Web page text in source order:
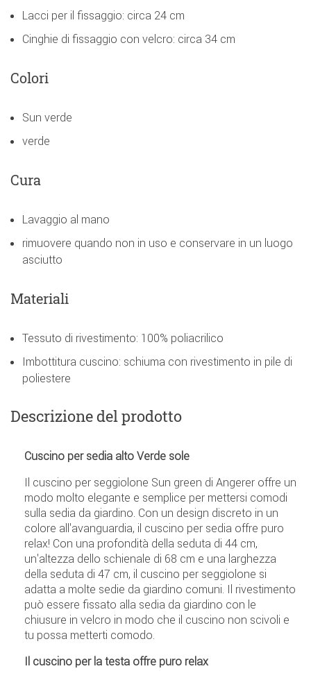
Lacci per il fissaggio: circa 24 cm
Cinghie di fissaggio con velcro: circa 34 cm
Colori
Sun verde
verde
Cura
Lavaggio al mano
rimuovere quando non in uso e conservare in un luogo
asciutto
Materiali
Tessuto di rivestimento: 100% poliacrilico
Imbottitura cuscino: schiuma con rivestimento in pile di
poliestere
Descrizione del prodotto
Cuscino per sedia alto Verde sole
Il cuscino per seggiolone Sun green di Angerer offre un
modo molto elegante e semplice per mettersi comodi
sulla sedia da giardino. Con un design discreto in un
colore all'avanguardia, il cuscino per sedia offre puro
relax! Con una profondità della seduta di 44 cm,
un'altezza dello schienale di 68 cm e una larghezza
della seduta di 47 cm, il cuscino per seggiolone si
adatta a molte sedie da giardino comuni. Il rivestimento
può essere fissato alla sedia da giardino con le
chiusure in velcro in modo che il cuscino non scivoli e
tu possa metterti comodo.
Il cuscino per la testa offre puro relax